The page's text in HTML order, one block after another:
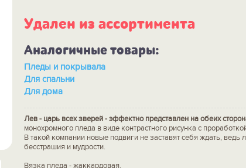
Удален из ассортимента
Аналогичные товары:
Пледы и покрывала
Для спальни
Для дома
Лев - царь всех зверей - эффектно представлен на обеих
монохромного пледа в виде контрастного рисунка с
В такой компании новые подвиги не заставят себя ждать, ведь
бесстрашия и мудрости.
Вязка пледа - жаккардовая.